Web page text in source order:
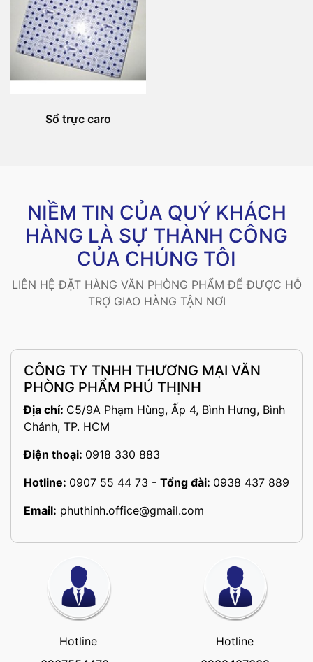
Sổ trực caro
NIỀM TIN CỦA QUÝ KHÁCH
HÀNG LÀ SỰ THÀNH CÔNG
CỦA CHÚNG TÔI
LIÊN HỆ ĐẶT HÀNG VĂN PHÒNG PHẨM ĐỂ ĐƯỢC HỖ
TRỢ GIAO HÀNG TẬN NƠI
CÔNG TY TNHH THƯƠNG MẠI VĂN
PHÒNG PHẨM PHÚ THỊNH
Địa chỉ: C5/9A Phạm Hùng, Ấp 4, Bình Hưng, Bình
Chánh, TP. HCM
Điện thoại: 0918 330 883
Hotline: 0907 55 44 73 - Tổng đài: 0938 437 889
Email: phuthinh.office@gmail.com
Hotline
Hotline